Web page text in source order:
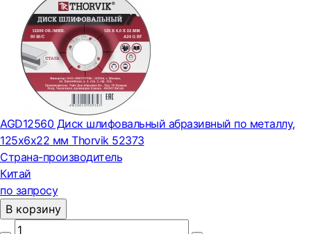
AGD12560 Диск шлифовальный абразивный по металлу,
125х6х22 мм Thorvik 52373
Страна-производитель
Китай
по запросу
В корзину